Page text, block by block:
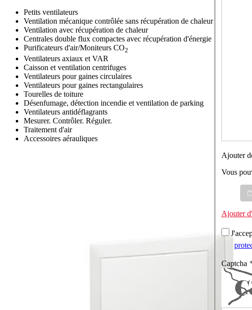
Petits ventilateurs
Ventilation mécanique contrôlée sans récupération de chaleur
Ventilation avec récupération de chaleur
Centrales double flux compactes avec récupération d'énergie
Purificateurs d'air/Moniteurs CO2
Ventilateurs axiaux et VAR
Caisson et ventilation centrifuges
Ventilateurs pour gaines circulaires
Ventilateurs pour gaines rectangulaires
Tourelles de toiture
Désenfumage, détection incendie et ventilation de parking
Ventilateurs antidéflagrants
Mesurer. Contrôler. Réguler.
Traitement d'air
Accessoires aérauliques
Ajouter
Vous
Ajouter
Captcha